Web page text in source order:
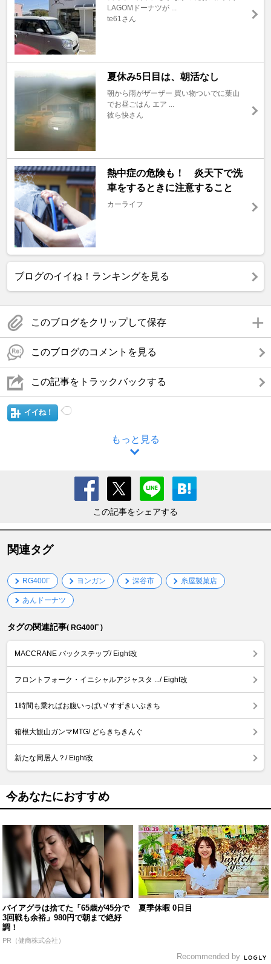
LAGOMドーナツが ...
te61さん
夏休み5日目は、朝活なし
朝から雨がザーザー 買い物ついでに葉山
でお昼ごはん エア ...
彼ら快さん
熱中症の危険も！ 炎天下で洗
車をするときに注意すること
カーライフ
ブログのイイね！ランキングを見る
このブログをクリップして保存
このブログのコメントを見る
この記事をトラックバックする
イイね！
もっと見る
この記事をシェアする
関連タグ
RG400Γ ヨンガン 深谷市 糸屋製菓店
あんドーナツ
タグの関連記事( RG400Γ )
MACCRANE バックステップ/ Eight改
フロントフォーク・イニシャルアジャスタ .../ Eight改
1時間も乗ればお腹いっぱい/ すずきいぶきち
箱根大観山ガンマMTG/ どらきちきんぐ
新たな同居人？/ Eight改
今あなたにおすすめ
バイアグラは捨てた「65歳が45分で
3回戦も余裕」980円で朝まで絶好
調！
PR（健商株式会社）
夏季休暇 0日目
Recommended by